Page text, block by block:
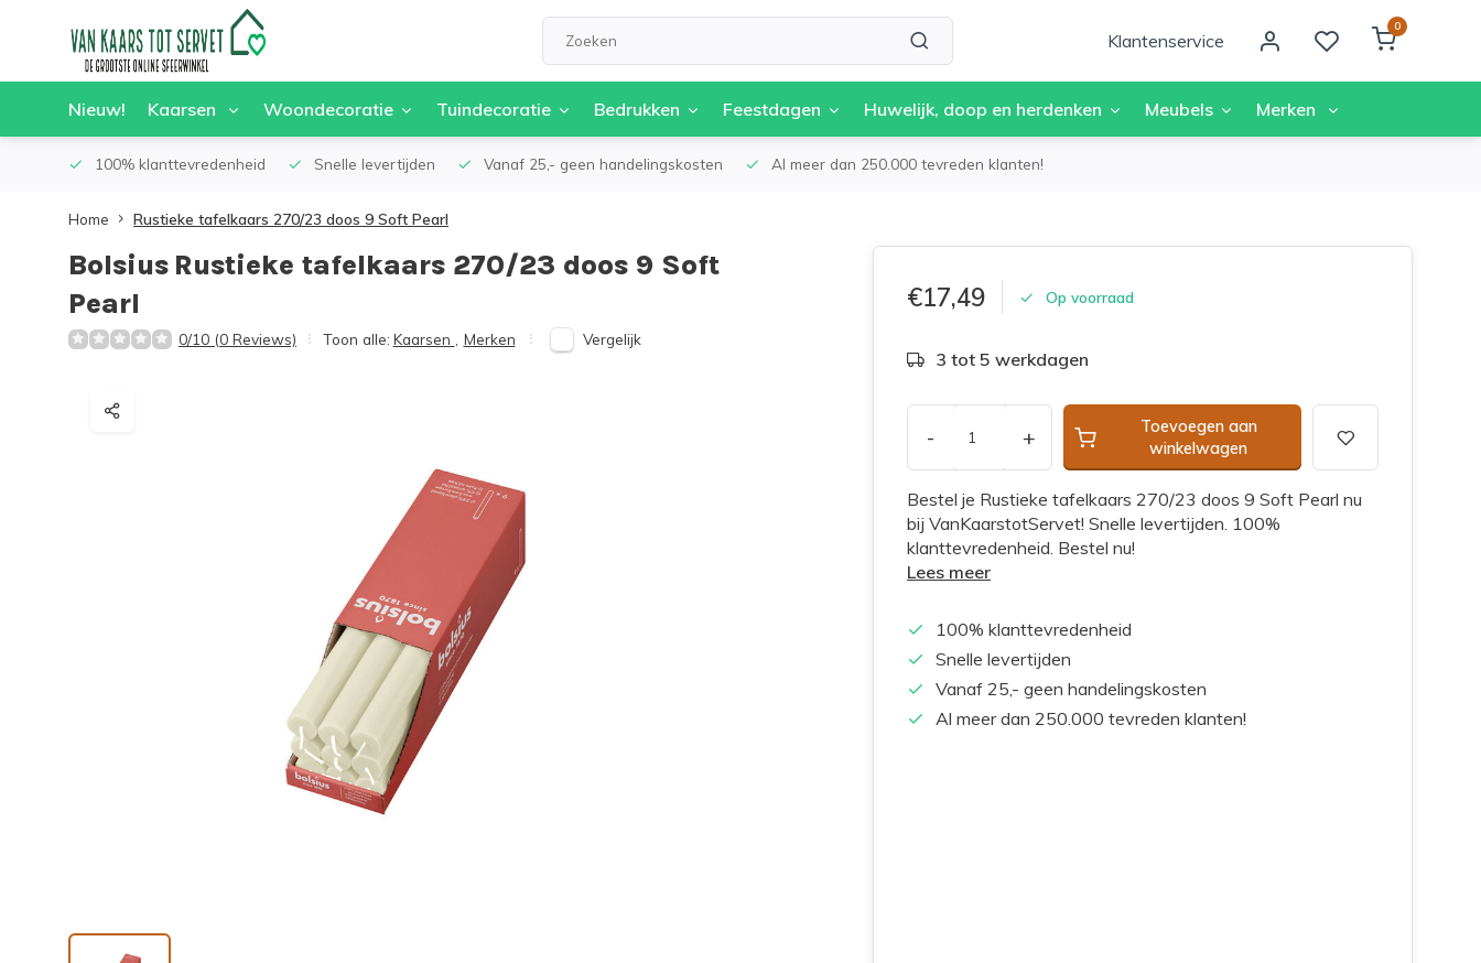
Klantenservice
0
Nieuw! Kaarsen Woondecoratie Tuindecoratie Bedrukken Feestdagen Huwelijk, doop en herdenken Meubels Merken
100% klanttevredenheid Snelle levertijden Vanaf 25,- geen handelingskosten Al meer dan 250.000 tevreden klanten!
Home Rustieke tafelkaars 270/23 doos 9 Soft Pearl
Bolsius Rustieke tafelkaars 270/23 doos 9 Soft
Pearl
0/10 (0 Reviews) Toon alle: Kaarsen Merken Vergelijk
€17,49 Op voorraad
3 tot 5 werkdagen
- +
Toevoegen aan
winkelwagen
Bestel je Rustieke tafelkaars 270/23 doos 9 Soft Pearl nu
bij VanKaarstotServet! Snelle levertijden. 100%
klanttevredenheid. Bestel nu!
Lees meer
100% klanttevredenheid
Snelle levertijden
Vanaf 25,- geen handelingskosten
Al meer dan 250.000 tevreden klanten!